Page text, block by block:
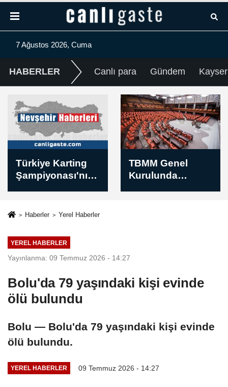
7 Ağustos 2026, Cuma
HABERLER Canlı para Gündem
TBMM Genel
Kurulunda
önerileri kabul
Sivasspor,
Esenler Erokspor
Haberler Yerel Haberler
YEREL HABERLER
Yayınlanma: 09 Temmuz 2026 - 14:27
Bolu'da 79 yaşındaki kişi evinde
ölü bulundu
Bolu — Bolu'da 79 yaşındaki kişi evinde
ölü bulundu.
YEREL HABERLER 09 Temmuz 2026 - 14:27